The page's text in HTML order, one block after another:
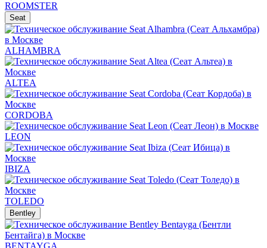
ROOMSTER
Seat
ALHAMBRA
ALTEA
CORDOBA
LEON
IBIZA
TOLEDO
Bentley
BENTAYGA